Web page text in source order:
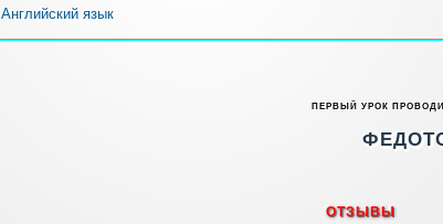
Английский язык
ПЕРВЫЙ УРОК
ОТЗЫВЫ